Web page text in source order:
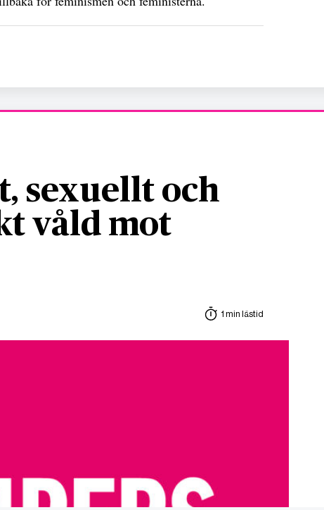
sexuellt och
våld mot
1 min lästid